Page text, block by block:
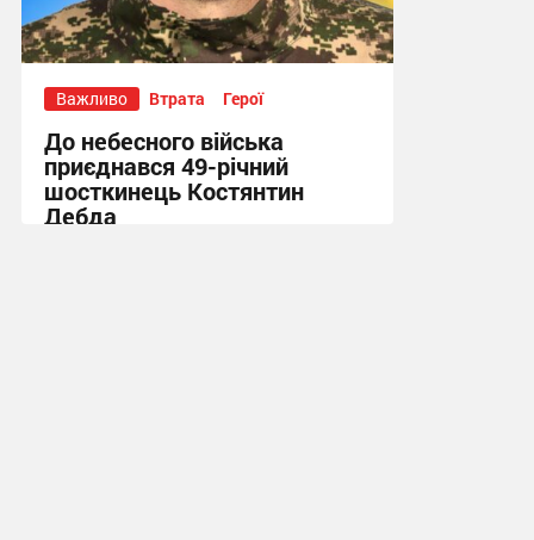
Важливо Втрата Герої
До небесного війська
приєднався 49-річний
шосткинець Костянтин
Дебда